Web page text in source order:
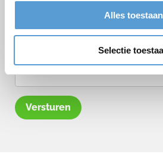
Alles toestaan
Selectie
Versturen